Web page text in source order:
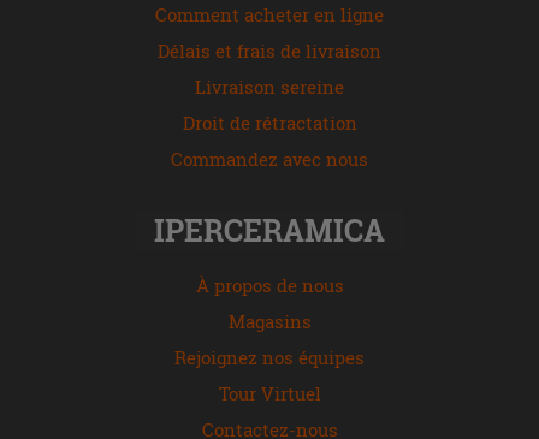
Comment acheter en ligne
Délais et frais de livraison
Livraison sereine
Droit de rétractation
Commandez avec nous
IPERCERAMICA
À propos de nous
Magasins
Rejoignez nos équipes
Tour Virtuel
Contactez-nous